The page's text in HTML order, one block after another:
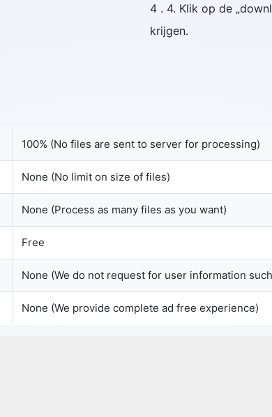
Copy Link
4 . 4. Klik op de
krijgen.
100% (No files are sent to server for processing)
None (No limit on size of files)
None (Process as many files as you want)
Free
None (We do not request for user information
None (We provide complete ad free experience)